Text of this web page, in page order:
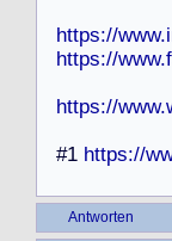
https://
https://
https://
#1 https://
Antworten